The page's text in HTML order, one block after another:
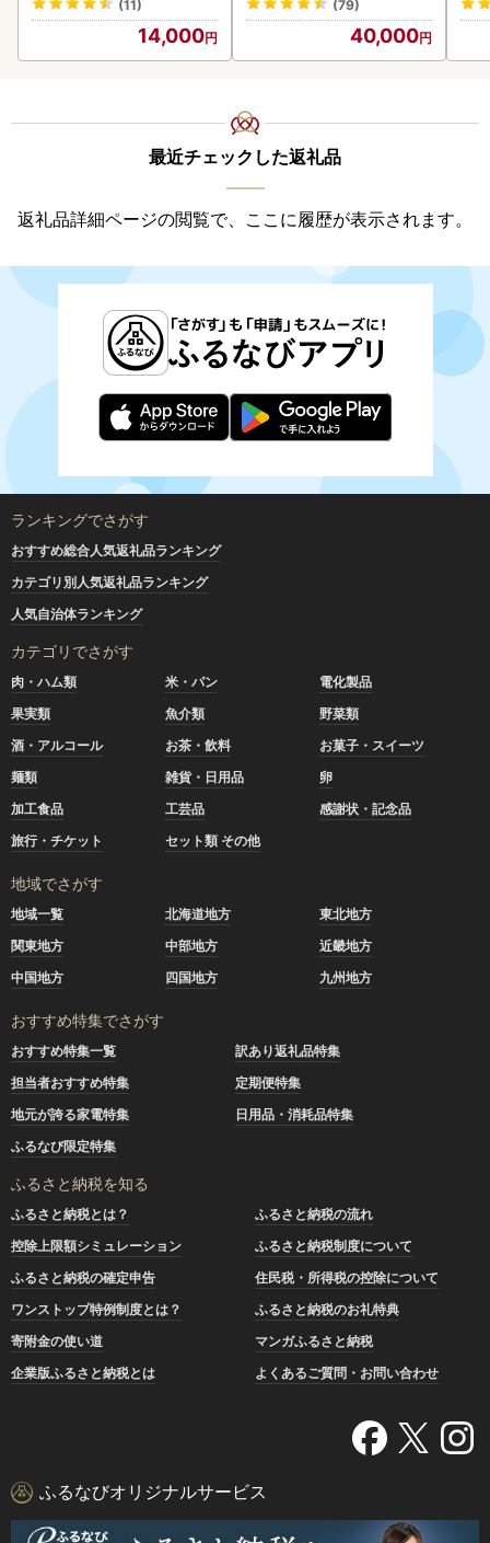
(11)
14,000
(79)
40,000
最近チェックした返礼品
返礼品詳細ページの閲覧で、ここに履歴が表示されます。
ランキングでさがす
おすすめ総合人気返礼品ランキング
カテゴリ別人気返礼品ランキング
人気自治体ランキング
カテゴリでさがす
肉・ハム類 米・パン
電化製品
果実類
魚介類
野菜類
酒・アルコール
お茶・飲料
お菓子・スイーツ
麺類
雑貨・日用品
卵
加工食品
工芸品
感謝状・記念品
旅行・チケット
セット類 その他
地域でさがす
地域一覧 北海道地方
東北地方
関東地方
中部地方
近畿地方
中国地方
四国地方 九州地方
おすすめ特集でさがす
おすすめ特集一覧
訳あり返礼品特集
担当者おすすめ特集
定期便特集
地元が誇る家電特集
日用品・消耗品特集
ふるなび限定特集
ふるさと納税を知る
ふるさと納税とは？
ふるさと納税の流れ
控除上限額シミュレーション
ふるさと納税制度について
ふるさと納税の確定申告
住民税・所得税の控除について
ワンストップ特例制度とは？
ふるさと納税のお礼特典
寄附金の使い道
マンガふるさと納税
企業版ふるさと納税とは
よくあるご質問・お問い合わせ
ふるなびオリジナルサービス